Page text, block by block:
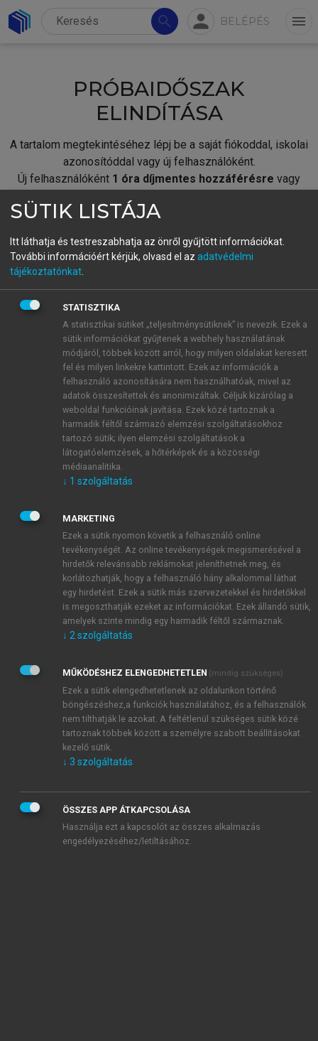
search person BELÉPÉS menu
PRÓBAIDŐSZAK
ELINDÍTÁSA
A tartalom megtekintéséhez lépj be a saját fiókoddal, iskolai
azonosítóddal vagy új felhasználóként.
Új felhasználóként 1 óra díjmentes hozzáférésre vagy
fiókoddal,vagy hozz létre új fiókot.
A regisztráció után apróbaidőszakautomatikusan
BELÉPÉS SAJÁT FIÓKKAL
ÚJ FIÓK LÉTREHOZÁSA
1 óra díjmentes hozzáférés
E-MAIL-CÍM
JELSZÓ
JELSZÓ ÚJRA
Kérek értesítést a MeRSZ újdonságairól, akcióiról.
Kérek értesítést az Akadémiai Kiadó Zrt. újdonságairól,
Adatkezelési tájékoztatóbanfoglaltakat tudomásul
veszem és elfogadom.
Általános vásárlási feltételeket, valamint a szotar.netés a
mersz.huoldalak licencszerződéseiben foglaltakat
tudomásul veszem és elfogadom.
KIPRÓBÁLOM
SÜTIK LISTÁJA
Itt láthatja és testreszabhatja az önről gyűjtött információkat.
További információért kérjük, olvasd el az adatvédelmi
tájékoztatónkat
STATISZTIKA
A statisztikai sütiket „teljesítménysütiknek” is nevezik. Ezek a
sütik információkat gyűjtenek a webhely használatának
módjáról, többek között arról, hogy milyen oldalakat keresett
fel és milyen linkekre kattintott. Ezek az információk a
felhasználó azonosítására nem használhatóak, mivel az
adatok összesítettek és anonimizáltak. Céljuk kizárólag a
weboldal funkcióinak javítása. Ezek közé tartoznak a
harmadik féltől származó elemzési szolgáltatásokhoz
tartozó sütik; ilyen elemzési szolgáltatások a
látogatóelemzések, a hőtérképek és a közösségi
médiaanalitika.
↓ 1 szolgáltatás
MARKETING
Ezek a sütik nyomon követik a felhasználó online
tevékenységét. Az online tevékenységek megismerésével a
hirdetők relevánsabb reklámokat jeleníthetnek meg, és
korlátozhatják, hogy a felhasználó hány alkalommal láthat
egy hirdetést. Ezek a sütik más szervezetekkel és hirdetőkkel
is megoszthatják ezeket az információkat. Ezek állandó sütik,
amelyek szinte mindig egy harmadik féltől származnak.
↓ 2 szolgáltatás
MŰKÖDÉSHEZ ELENGEDHETETLEN (mindig szükséges)
Ezek a sütik elengedhetetlenek az oldalunkon történő
böngészéshez,a funkciók használatához, és a felhasználók
nem tilthatják le azokat. A feltétlenül szükséges sütik közé
tartoznak többek között a személyre szabott beállításokat
kezelő sütik.
↓ 3 szolgáltatás
ÖSSZES APP ÁTKAPCSOLÁSA
Használja ezt a kapcsolót az összes alkalmazás
engedélyezéséhez/letiltásához.